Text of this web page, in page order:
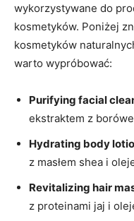
wykorzystywane do⁤
kosmetyków. Poniżej
kosmetyków
‌warto ​wypróbować:
Purifying facial
ekstraktem z
Hydrating body​
⁣z masłem shea i​
Revitalizing hair
z proteinami jaj i